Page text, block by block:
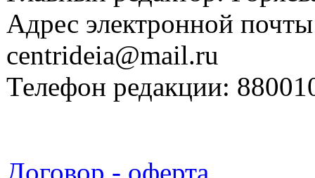
Адрес электронной
centrideia@mail.ru
Телефон редакции: